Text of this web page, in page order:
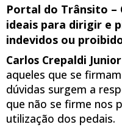
Portal do Trânsito –
ideais para dirigir e
indevidos ou
Carlos Crepaldi
aqueles que se
dúvidas surgem a
que não se firme nos
utilização dos pedais.